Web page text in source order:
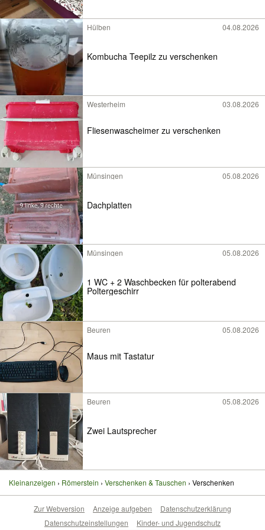
Hülben 04.08.2026
Kombucha Teepilz zu verschenken
Westerheim 03.08.2026
Fliesenwascheimer zu verschenken
Münsingen 05.08.2026
Dachplatten
Münsingen 05.08.2026
1 WC + 2 Waschbecken für polterabend
Poltergeschirr
Beuren 05.08.2026
Maus mit Tastatur
Beuren 05.08.2026
Zwei Lautsprecher
Kleinanzeigen Römerstein Verschenken & Tauschen Verschenken
Zur Webversion Anzeige aufgeben
Datenschutzerklärung
Datenschutzeinstellungen
Kinder- und Jugendschutz